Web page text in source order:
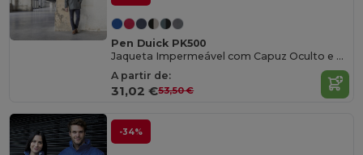
Pen Duick PK500
Jaqueta Impermeável com Capuz Oculto e Bolsos
A partir de:
31,02 €53,50 €
-34%